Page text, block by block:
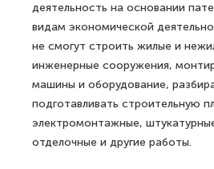
деятельность на основании
видам экономической
не смогут строить жилые и
инженерные сооружения,
машины и оборудование,
подготавливать строительную
электромонтажные,
отделочные и другие работы.